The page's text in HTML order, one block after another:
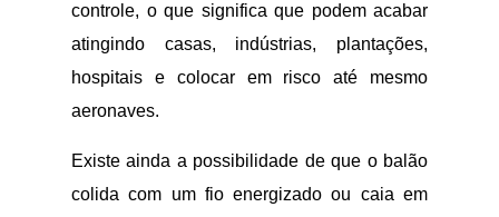
controle, o que significa que podem acabar
atingindo casas, indústrias, plantações,
hospitais e colocar em risco até mesmo
aeronaves.
Existe ainda a possibilidade de que o balão
colida com um fio energizado ou caia em